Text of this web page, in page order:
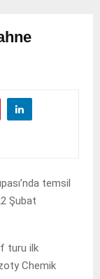
temsil
Şubat
turu ilk
Chemik